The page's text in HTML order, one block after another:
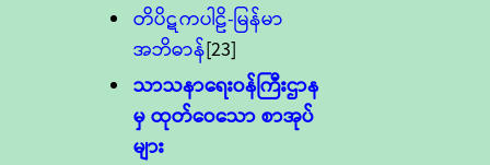
တိပိဋကပါဠိ-မြန်မာ
အဘိဓာန်[23]
သာသနာရေး၀န်ကြီးဌာန
မှ ထုတ်ဝေသော စာအုပ်
များ